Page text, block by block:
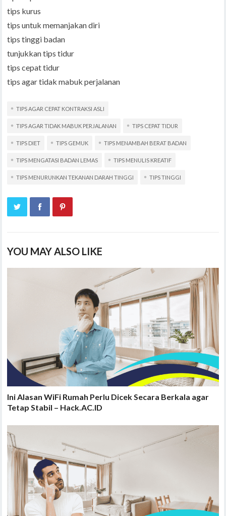
tips kurus
tips untuk memanjakan diri
tips tinggi badan
tunjukkan tips tidur
tips cepat tidur
tips agar tidak mabuk perjalanan
TIPS AGAR CEPAT KONTRAKSI ASLI
TIPS AGAR TIDAK MABUK PERJALANAN TIPS CEPAT TIDUR
TIPS DIET TIPS GEMUK TIPS MENAMBAH BERAT BADAN
TIPS MENGATASI BADAN LEMAS TIPS MENULIS KREATIF
TIPS MENURUNKAN TEKANAN DARAH TINGGI TIPS TINGGI
YOU MAY ALSO LIKE
Ini Alasan WiFi Rumah Perlu Dicek Secara Berkala agar
Tetap Stabil – Hack.AC.ID